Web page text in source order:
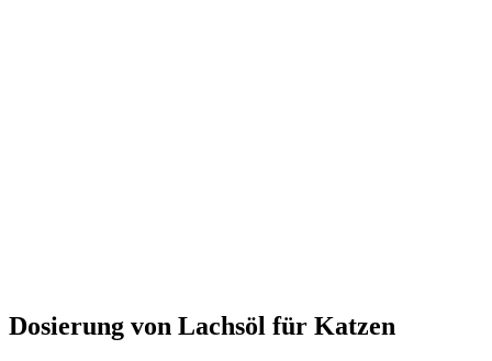
Dosierung von Lachsöl für Katzen